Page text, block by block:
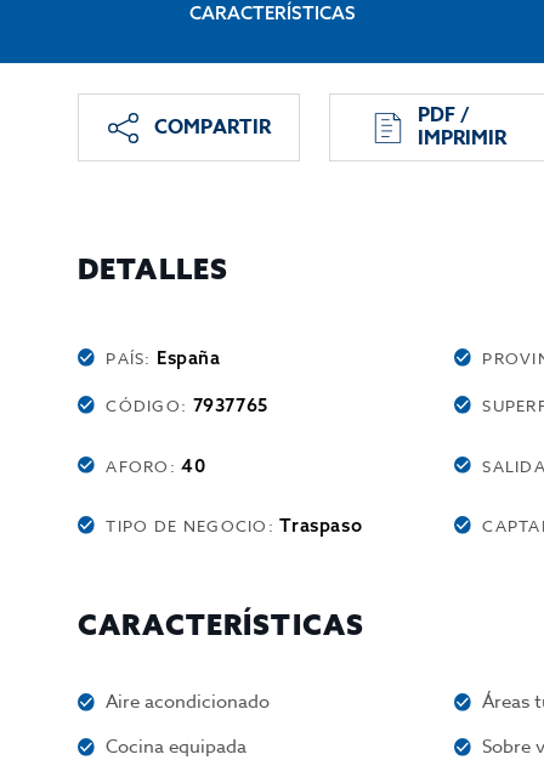
CARACTERÍSTICAS
COMPARTIR PDF /
IMPRIMIR
DETALLES
PAÍS: España
CÓDIGO: 7937765
AFORO:40
TIPO DE NEGOCIO:Traspaso
CARACTERÍSTICAS
Aire acondicionado Áreas
Cocina equipada
Sobre